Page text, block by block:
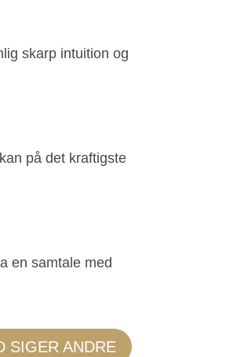
skarp intuition og
på det kraftigste
en samtale med
SIGER ANDRE